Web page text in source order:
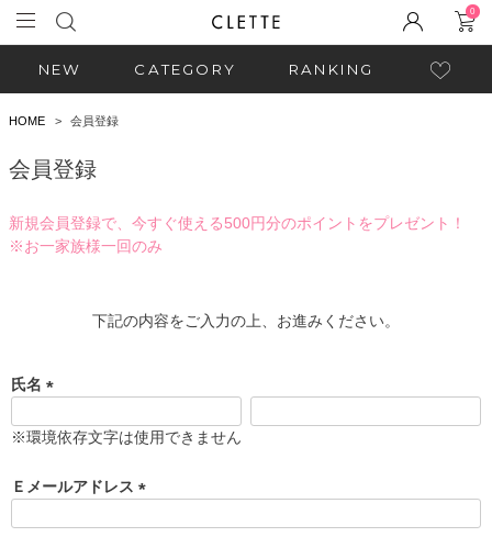
0
NEW CATEGORY RANKING
HOME 会員登録
会員登録
新規会員登録で、今すぐ使える500円分のポイントをプレゼント！
※お一家族様一回のみ
下記の内容をご入力の上、お進みください。
氏名
必
)
※環境依存文字は使用できません
Ｅメールアドレス